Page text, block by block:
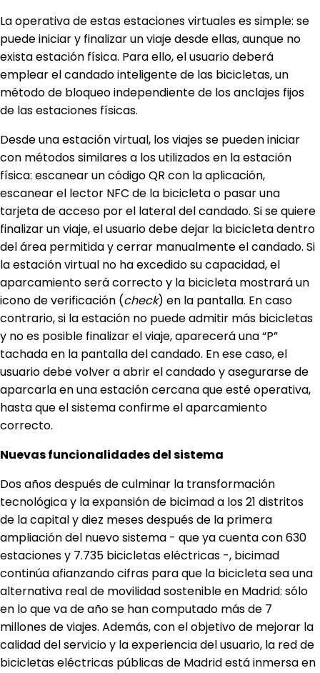
La operativa de estas estaciones virtuales es simple: se
puede iniciar y finalizar un viaje desde ellas, aunque no
exista estación física. Para ello, el usuario deberá
emplear el candado inteligente de las bicicletas, un
método de bloqueo independiente de los anclajes fijos
de las estaciones físicas.
Desde una estación virtual, los viajes se pueden iniciar
con métodos similares a los utilizados en la estación
física: escanear un código QR con la aplicación,
escanear el lector NFC de la bicicleta o pasar una
tarjeta de acceso por el lateral del candado. Si se quiere
finalizar un viaje, el usuario debe dejar la bicicleta dentro
del área permitida y cerrar manualmente el candado. Si
la estación virtual no ha excedido su capacidad, el
aparcamiento será correcto y la bicicleta mostrará un
icono de verificación (check) en la pantalla. En caso
contrario, si la estación no puede admitir más bicicletas
y no es posible finalizar el viaje, aparecerá una “P”
tachada en la pantalla del candado. En ese caso, el
usuario debe volver a abrir el candado y asegurarse de
aparcarla en una estación cercana que esté operativa,
hasta que el sistema confirme el aparcamiento
correcto.
Nuevas funcionalidades del sistema
Dos años después de culminar la transformación
tecnológica y la expansión de bicimad a los 21 distritos
de la capital y diez meses después de la primera
ampliación del nuevo sistema - que ya cuenta con 630
estaciones y 7.735 bicicletas eléctricas -, bicimad
continúa afianzando cifras para que la bicicleta sea una
alternativa real de movilidad sostenible en Madrid: sólo
en lo que va de año se han computado más de 7
millones de viajes. Además, con el objetivo de mejorar la
calidad del servicio y la experiencia del usuario, la red de
bicicletas eléctricas públicas de Madrid está inmersa en